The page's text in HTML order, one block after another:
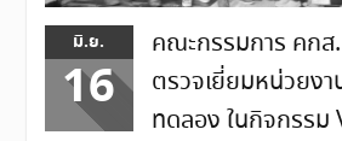
มิ.ย.
16
คณะกรรมการ คกส.
ตรวจเยี่ยมหน่วยง
ทดลอง ในกิจกรร